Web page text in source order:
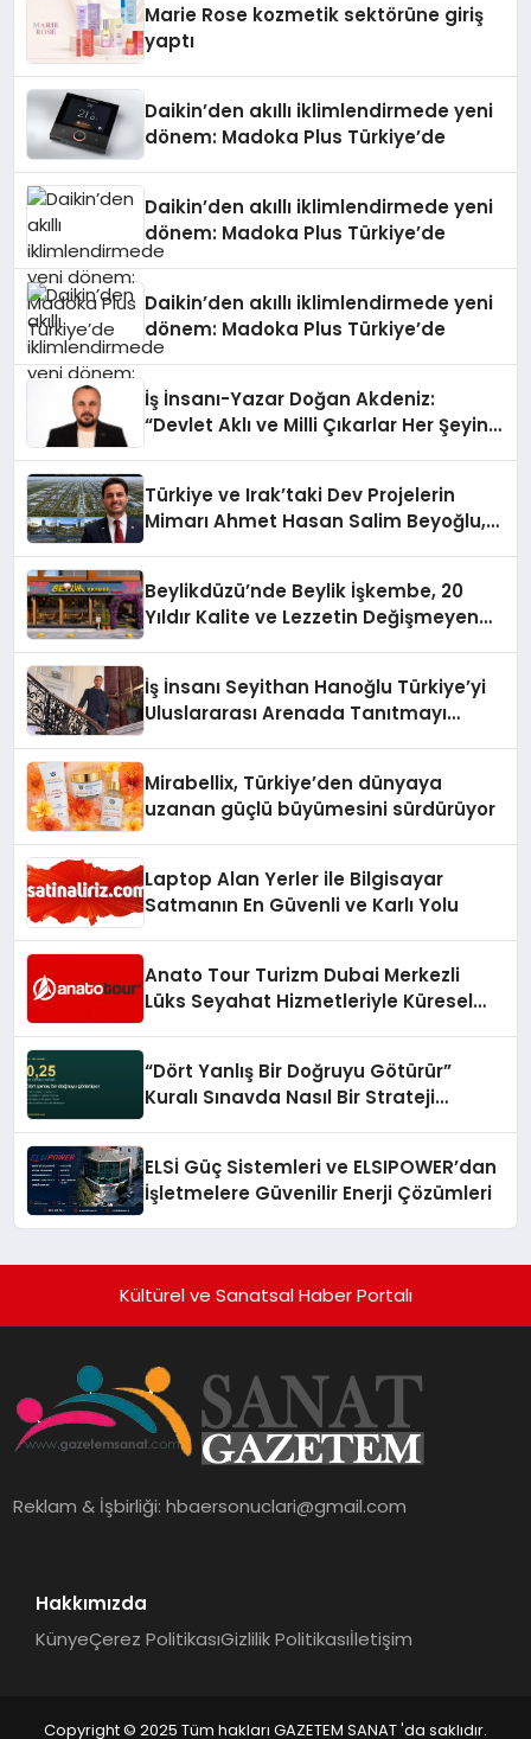
Marie Rose kozmetik sektörüne giriş
yaptı
Daikin’den akıllı iklimlendirmede yeni
dönem: Madoka Plus Türkiye’de
Daikin’den akıllı iklimlendirmede yeni
dönem: Madoka Plus Türkiye’de
Daikin’den akıllı iklimlendirmede yeni
dönem: Madoka Plus Türkiye’de
İş İnsanı-Yazar Doğan Akdeniz:
“Devlet Aklı ve Milli Çıkarlar Her Şeyin
Türkiye ve Irak’taki Dev Projelerin
Mimarı Ahmet Hasan Salim Beyoğlu,
Hayata Geçirecek
Beylikdüzü’nde Beylik İşkembe, 20
Yıldır Kalite ve Lezzetin Değişmeyen
İş İnsanı Seyithan Hanoğlu Türkiye’yi
Uluslararası Arenada Tanıtmayı
Mirabellix, Türkiye’den dünyaya
uzanan güçlü büyümesini sürdürüyor
Laptop Alan Yerler ile Bilgisayar
Satmanın En Güvenli ve Karlı Yolu
Anato Tour Turizm Dubai Merkezli
Lüks Seyahat Hizmetleriyle Küresel
“Dört Yanlış Bir Doğruyu Götürür”
Kuralı Sınavda Nasıl Bir Strateji
ELSİ Güç Sistemleri ve ELSIPOWER’dan
İşletmelere Güvenilir Enerji Çözümleri
Kültürel ve Sanatsal Haber Portalı
Reklam & İşbirliği:hbaersonuclari@gmail.com
Hakkımızda
KünyeÇerez PolitikasıGizlilik Politikasıİletişim
Copyright © 2025 Tüm hakları GAZETEM SANAT 'da saklıdır.